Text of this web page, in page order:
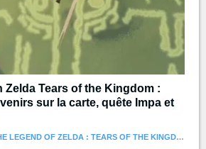
Zelda Tears of the Kingdom :
sur la carte, quête Impa et
THE LEGEND OF ZELDA : TEARS OF THE KINGDOM